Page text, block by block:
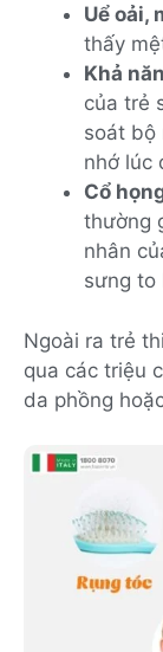
Uể oải,
thấy
Khả
của trẻ
soát bộ
nhớ lúc
Cổ
thường
nhân
sưng to
Ngoài ra trẻ
qua các triệu
da phồng